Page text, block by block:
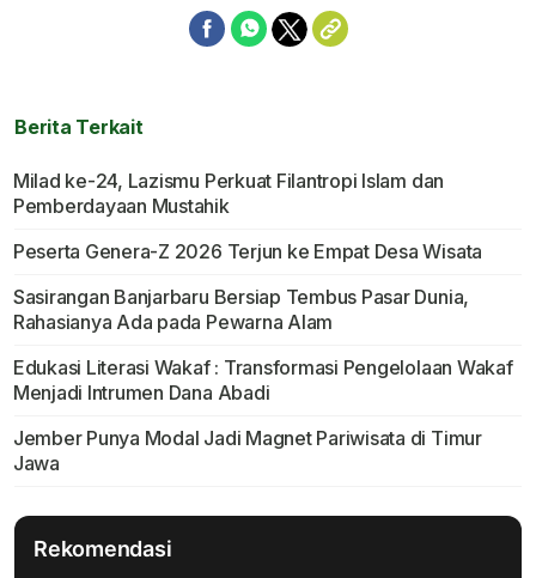
Berita Terkait
Milad ke-24, Lazismu Perkuat Filantropi Islam dan
Pemberdayaan Mustahik
Peserta Genera-Z 2026 Terjun ke Empat Desa Wisata
Sasirangan Banjarbaru Bersiap Tembus Pasar Dunia,
Rahasianya Ada pada Pewarna Alam
Edukasi Literasi Wakaf : Transformasi Pengelolaan Wakaf
Menjadi Intrumen Dana Abadi
Jember Punya Modal Jadi Magnet Pariwisata di Timur
Jawa
Rekomendasi